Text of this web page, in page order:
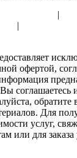
|
|
офертой,
соглашаетесь
Для
услуг,
или для